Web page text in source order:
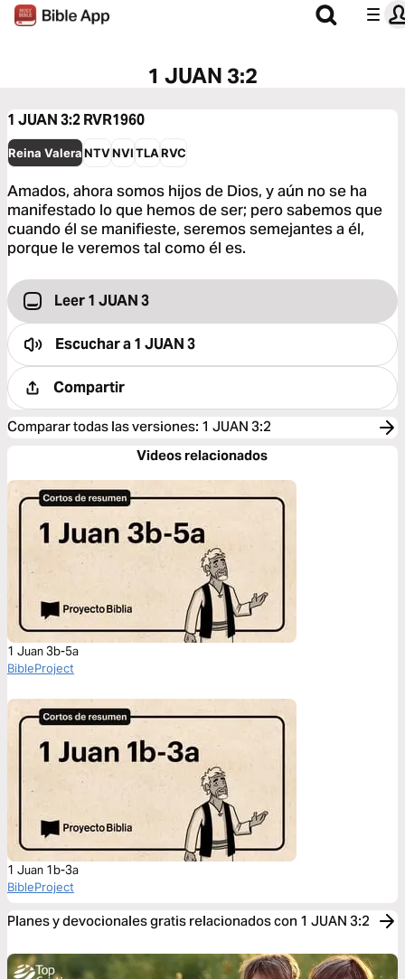
1 JUAN 3:2
1 JUAN 3:2RVR1960
Reina ValeraNTVNVITLARVC
Amados, ahora somos hijos de Dios, y aún no se ha
manifestado lo que hemos de ser; pero sabemos que
cuando él se manifieste, seremos semejantes a él,
porque le veremos tal como él es.
Leer 1 JUAN 3
Escuchar a1 JUAN 3
Compartir
Comparar todas las versiones: 1 JUAN 3:2
Videos relacionados
1 Juan 3b-5a
BibleProject
1 Juan 1b-3a
BibleProject
Planes y devocionales gratis relacionados con 1 JUAN 3:2